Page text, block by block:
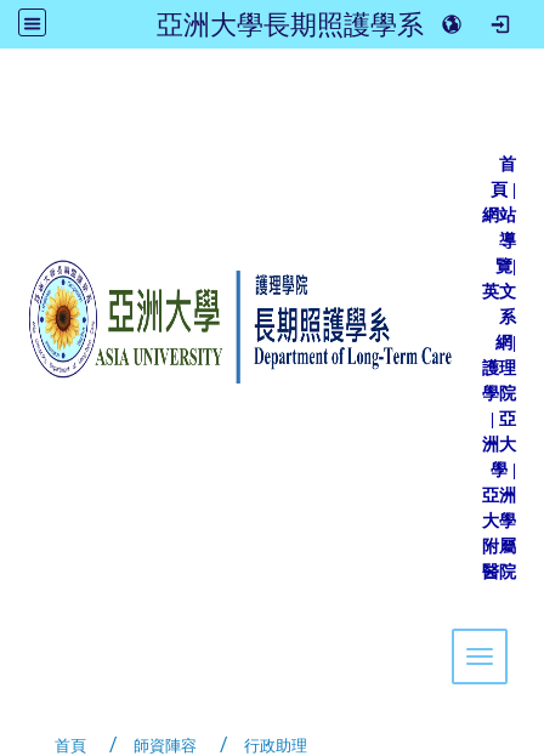
亞洲大學長期照護學系
首
頁 |
網站
導
覽|
英文
系
網|
護理
學院
| 亞
洲大
學 |
亞洲
大學
附屬
醫院
Toggle
首頁 師資陣容 行政助理